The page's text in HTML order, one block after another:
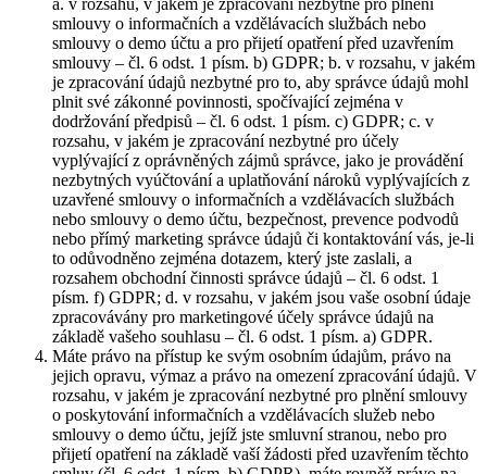
a. v rozsahu, v jakém je zpracování nezbytné pro plnění
smlouvy o informačních a vzdělávacích službách nebo
smlouvy o demo účtu a pro přijetí opatření před uzavřením
smlouvy – čl. 6 odst. 1 písm. b) GDPR; b. v rozsahu, v jakém
je zpracování údajů nezbytné pro to, aby správce údajů mohl
plnit své zákonné povinnosti, spočívající zejména v
dodržování předpisů – čl. 6 odst. 1 písm. c) GDPR; c. v
rozsahu, v jakém je zpracování nezbytné pro účely
vyplývající z oprávněných zájmů správce, jako je provádění
nezbytných vyúčtování a uplatňování nároků vyplývajících z
uzavřené smlouvy o informačních a vzdělávacích službách
nebo smlouvy o demo účtu, bezpečnost, prevence podvodů
nebo přímý marketing správce údajů či kontaktování vás, je-li
to odůvodněno zejména dotazem, který jste zaslali, a
rozsahem obchodní činnosti správce údajů – čl. 6 odst. 1
písm. f) GDPR; d. v rozsahu, v jakém jsou vaše osobní údaje
zpracovávány pro marketingové účely správce údajů na
základě vašeho souhlasu – čl. 6 odst. 1 písm. a) GDPR.
Máte právo na přístup ke svým osobním údajům, právo na
jejich opravu, výmaz a právo na omezení zpracování údajů. V
rozsahu, v jakém je zpracování nezbytné pro plnění smlouvy
o poskytování informačních a vzdělávacích služeb nebo
smlouvy o demo účtu, jejíž jste smluvní stranou, nebo pro
přijetí opatření na základě vaší žádosti před uzavřením těchto